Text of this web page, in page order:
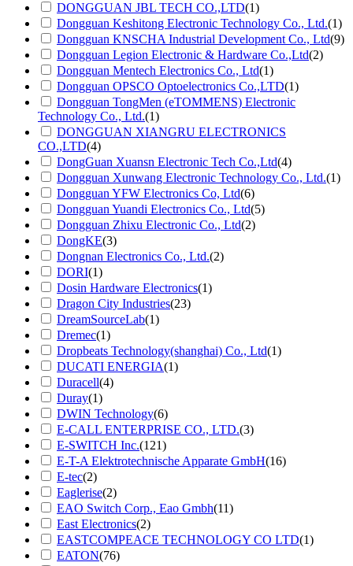
DONGGUAN JBL TECH CO.,LTD(1)
Dongguan Keshitong Electronic Technology Co., Ltd.(1)
Dongguan KNSCHA Industrial Development Co., Ltd(9)
Dongguan Legion Electronic & Hardware Co.,Ltd(2)
Dongguan Mentech Electronics Co., Ltd(1)
Dongguan OPSCO Optoelectronics Co.,LTD(1)
Dongguan TongMen (eTOMMENS) Electronic
Technology Co., Ltd.(1)
DONGGUAN XIANGRU ELECTRONICS
CO.,LTD(4)
DongGuan Xuansn Electronic Tech Co.,Ltd(4)
Dongguan Xunwang Electronic Technology Co., Ltd.(1)
Dongguan YFW Electronics Co, Ltd(6)
Dongguan Yuandi Electronics Co., Ltd(5)
Dongguan Zhixu Electronic Co., Ltd(2)
DongKE(3)
Dongnan Electronics Co., Ltd.(2)
DORI(1)
Dosin Hardware Electronics(1)
Dragon City Industries(23)
DreamSourceLab(1)
Dremec(1)
Dropbeats Technology(shanghai) Co., Ltd(1)
DUCATI ENERGIA(1)
Duracell(4)
Duray(1)
DWIN Technology(6)
E-CALL ENTERPRISE CO., LTD.(3)
E-SWITCH Inc.(121)
E-T-A Elektrotechnische Apparate GmbH(16)
E-tec(2)
Eaglerise(2)
EAO Switch Corp., Eao Gmbh(11)
East Electronics(2)
EASTCOMPEACE TECHNOLOGY CO LTD(1)
EATON(76)